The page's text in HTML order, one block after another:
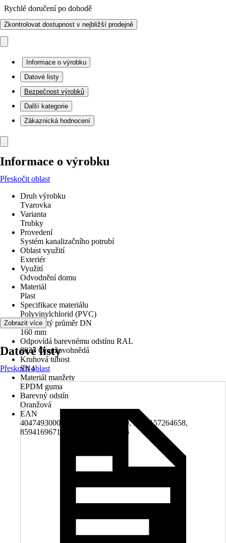
Rychlé doručení po dohodě
Zkontrolovat dostupnost v nejbližší prodejně
Informace o výrobku
Datové listy
Bezpečnost výrobků
Další kategorie
Zákaznická hodnocení
Informace o výrobku
Přeskočit oblast
Druh výrobku
Tvarovka
Varianta
Trubky
Provedení
Systém kanalizačního potrubí
Oblast využití
Exteriér
Využití
Odvodnění domu
Materiál
Plast
Specifikace materiálu
Polyvinylchlorid (PVC)
Jmenovitý průměr DN
160 mm
Odpovídá barevnému odstínu RAL
8023 Oranžovohnědá
Kruhová tuhost
SN4
Materiál manžety
EPDM guma
Barevný odstín
Oranžová
EAN
4047493000823, 8590860019349, 8594157264658,
8594169671079, 9003844007526
Zobrazit více
Datové listy
Přeskočit oblast